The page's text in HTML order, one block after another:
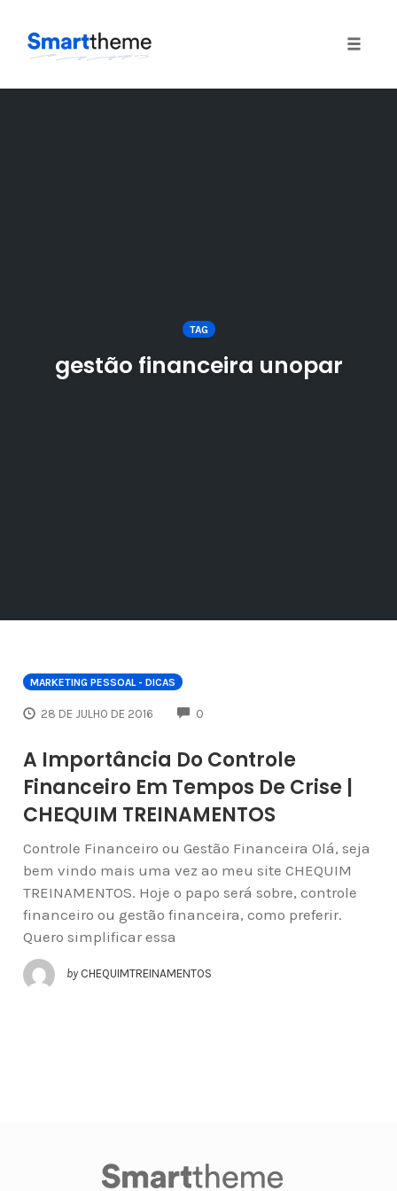
TAG
gestão financeira unopar
MARKETING PESSOAL - DICAS
28 DE JULHO DE 2016 0
A Importância Do Controle
Financeiro Em Tempos De Crise |
CHEQUIM TREINAMENTOS
Controle Financeiro ou Gestão Financeira Olá, seja
bem vindo mais uma vez ao meu site CHEQUIM
TREINAMENTOS. Hoje o papo será sobre, controle
financeiro ou gestão financeira, como preferir.
Quero simplificar essa
by CHEQUIMTREINAMENTOS